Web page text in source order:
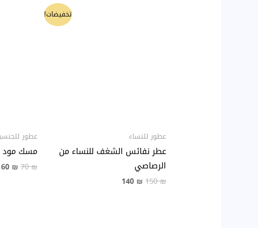
تخفيضات!
عطور للنساء
عطر نفائس الشغف للنساء من
الرصاصي
150₪
140 ₪
عطور
مسك مود
70₪
60 ₪